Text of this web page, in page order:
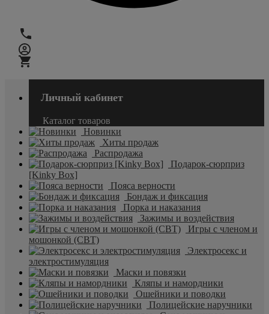
Личный кабинет
Каталог товаров
Новинки
Хиты продаж
Распродажа
Подарок-сюрприз
[Kinky Box]
Пояса верности
Бондаж и фиксация
Порка и наказания
Зажимы и воздействия
Игры с членом и
мошонкой (CBT)
Электросекс и
электростимуляция
Маски и повязки
Кляпы и намордники
Ошейники и поводки
Полицейские наручники